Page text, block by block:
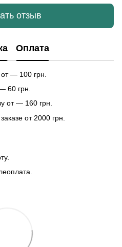
отзыв
Оплата
— 100 грн.
60 грн.
от — 160 грн.
от 2000 грн.